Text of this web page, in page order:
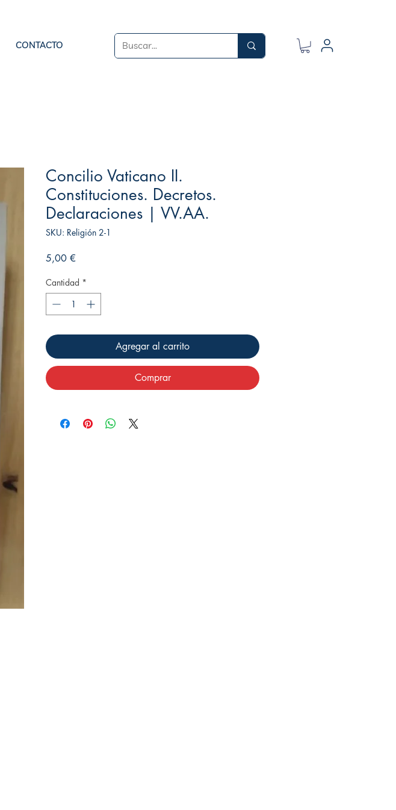
CONTACTO
Concilio Vaticano II.
Constituciones. Decretos.
Declaraciones | VV.AA.
SKU: Religión 2-1
5,00 €
Cantidad *
Agregar al carrito
Comprar